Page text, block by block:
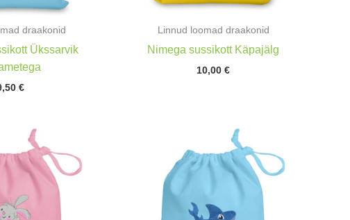
draakonid
Ükssarvik
€
Linnud loomad draakonid
Nimega sussikott Käpajälg
10,00€